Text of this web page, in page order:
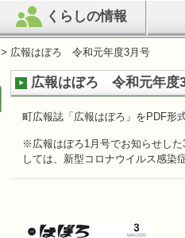
くらしの情報
> 広報はぼろ 令和元年度3月号
広報はぼろ 令和元年度
町広報誌「広報はぼろ」をPDF形
※広報はぼろ1月号でお知らせし
しては、新型コロナウイルス感染